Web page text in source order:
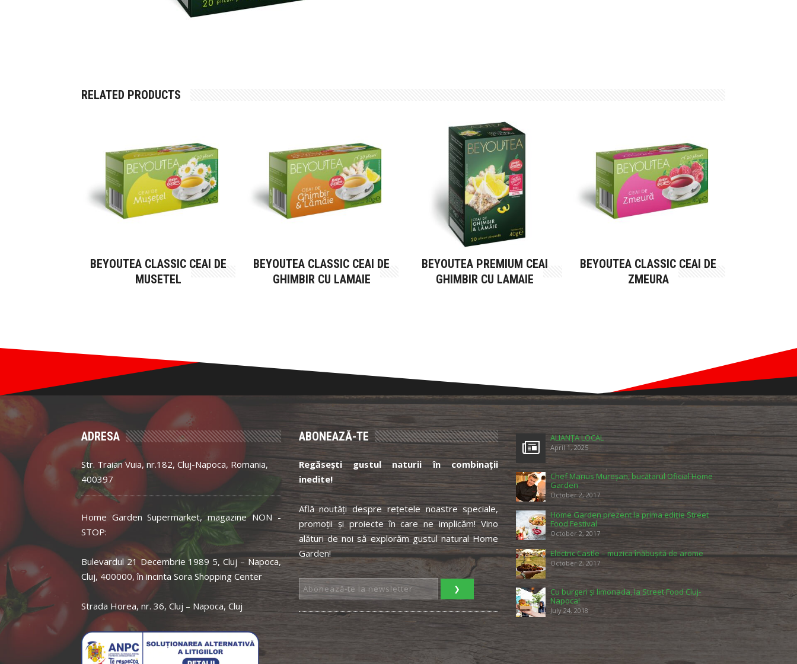
RELATED PRODUCTS
BEYOUTEA CLASSIC CEAI DE
MUSETEL
BEYOUTEA CLASSIC CEAI DE
GHIMBIR CU LAMAIE
BEYOUTEA PREMIUM CEAI
GHIMBIR CU LAMAIE
BEYOUTEA CLASSIC CEAI DE
ZMEURA
ADRESA
Str. Traian Vuia, nr.182, Cluj-Napoca, Romania,
400397
Home Garden Supermarket, magazine NON -
STOP:
Bulevardul 21 Decembrie 1989 5, Cluj – Napoca,
Cluj, 400000, în incinta Sora Shopping Center
Strada Horea, nr. 36, Cluj – Napoca, Cluj
ABONEAZĂ-TE
Regăsești gustul naturii în combinații
inedite!
Află noutăți despre rețetele noastre speciale,
promoții și proiecte în care ne implicăm! Vino
alături de noi să explorăm gustul natural Home
Garden!
ALIANȚA LOCAL
April 1, 2025
Chef Marius Mureșan, bucătarul Oficial Home
Garden
October 2, 2017
Home Garden prezent la prima ediție Street
Food Festival
October 2, 2017
Electric Castle – muzica înăbușită de arome
October 2, 2017
Cu burgeri și limonada, la Street Food Cluj-
Napoca!
July 24, 2018